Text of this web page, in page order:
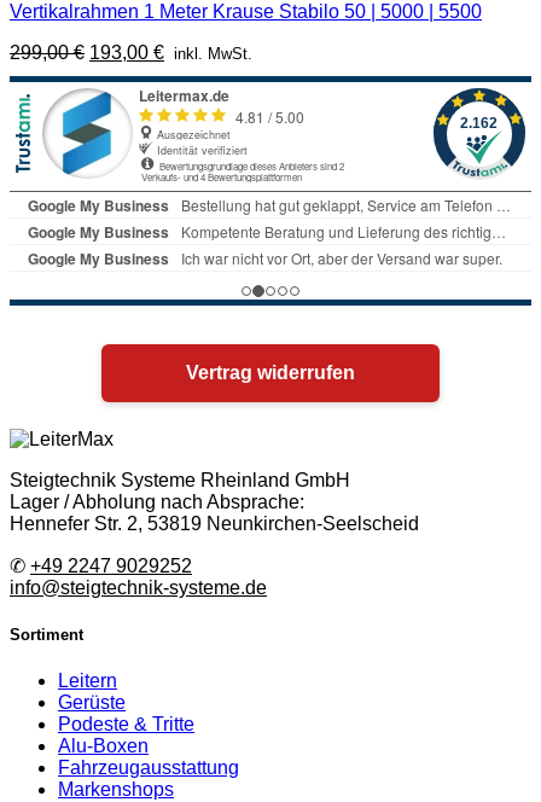
Vertikalrahmen 1 Meter Krause Stabilo 50 | 5000 | 5500
299,00€ Ursprünglicher
Preis
war:
299,00 €
193,00 €Aktueller
Preis
ist:
193,00 €.
inkl. MwSt.
Vertrag widerrufen
Steigtechnik Systeme Rheinland GmbH
Lager / Abholung nach Absprache:
Hennefer Str. 2, 53819 Neunkirchen-Seelscheid
✆ +49 2247 9029252
info@steigtechnik-systeme.de
Sortiment
Leitern
Gerüste
Podeste & Tritte
Alu-Boxen
Fahrzeugausstattung
Markenshops